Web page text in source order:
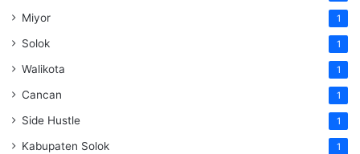
Miyor 1
Solok 1
Walikota 1
Cancan 1
Side Hustle 1
Kabupaten Solok 1